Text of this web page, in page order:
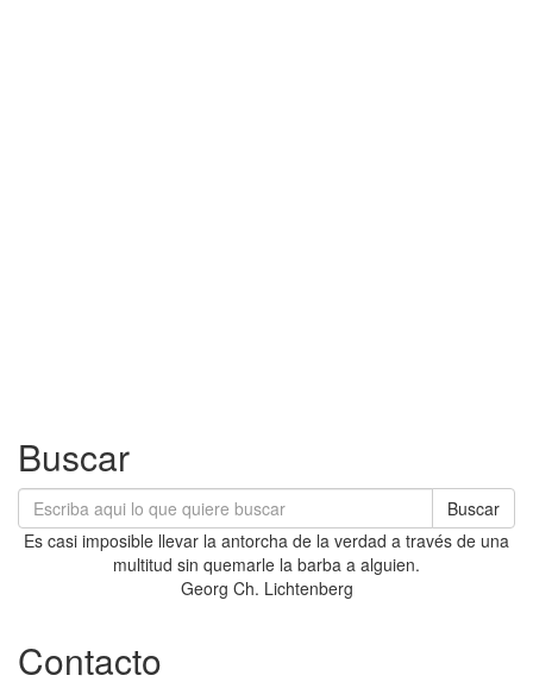
Buscar
Buscar
Es casi imposible llevar la antorcha de la verdad a través de una
multitud sin quemarle la barba a alguien.
Georg Ch. Lichtenberg
Contacto